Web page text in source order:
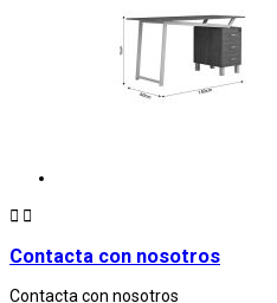
 
Contacta con nosotros
Contacta con nosotros